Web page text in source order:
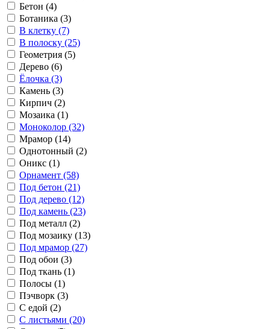
Бетон (4)
Ботаника (3)
В клетку (7)
В полоску (25)
Геометрия (5)
Дерево (6)
Ёлочка (3)
Камень (3)
Кирпич (2)
Мозаика (1)
Моноколор (32)
Мрамор (14)
Однотонный (2)
Оникс (1)
Орнамент (58)
Под бетон (21)
Под дерево (12)
Под камень (23)
Под металл (2)
Под мозаику (13)
Под мрамор (27)
Под обои (3)
Под ткань (1)
Полосы (1)
Пэчворк (3)
С едой (2)
С листьями (20)